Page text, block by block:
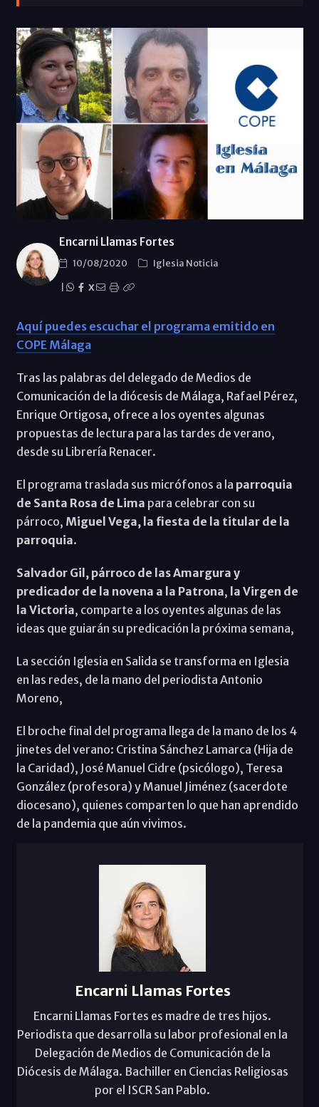
Encarni Llamas Fortes
10/08/2020
Iglesia Noticia
X
Aquí puedes escuchar el programa emitido en
COPE Málaga
Tras las palabras del delegado de Medios de
Comunicación de la diócesis de Málaga, Rafael Pérez,
Enrique Ortigosa, ofrece a los oyentes algunas
propuestas de lectura para las tardes de verano,
desde su Librería Renacer.
El programa traslada sus micrófonos a la parroquia
de Santa Rosa de Lima para celebrar con su
párroco, Miguel Vega, la fiesta de la titular de la
parroquia.
Salvador Gil, párroco de las Amargura y
predicador de la novena a la Patrona, la Virgen de
la Victoria, comparte a los oyentes algunas de las
ideas que guiarán su predicación la próxima semana,
La sección Iglesia en Salida se transforma en Iglesia
en las redes, de la mano del periodista Antonio
Moreno,
El broche final del programa llega de la mano de los 4
jinetes del verano: Cristina Sánchez Lamarca (Hija de
la Caridad), José Manuel Cidre (psicólogo), Teresa
González (profesora) y Manuel Jiménez (sacerdote
diocesano), quienes comparten lo que han aprendido
de la pandemia que aún vivimos.
Encarni Llamas Fortes
Encarni Llamas Fortes es madre de tres hijos.
Periodista que desarrolla su labor profesional en la
Delegación de Medios de Comunicación de la
Diócesis de Málaga. Bachiller en Ciencias Religiosas
por el ISCR San Pablo.